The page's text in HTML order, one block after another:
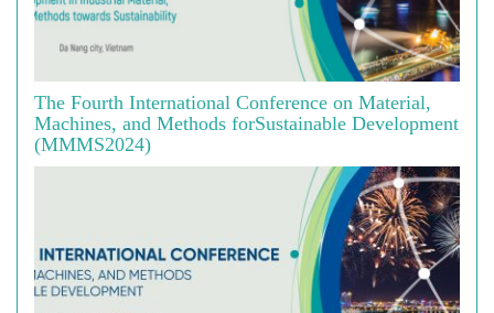
The Fourth International Conference on Material,
Machines, and Methods forSustainable Development
(MMMS2024)